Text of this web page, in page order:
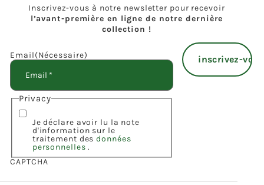
Inscrivez-vous à notre newsletter pour recevoir
l’avant-première en ligne de notre dernière
collection !
Email(Nécessaire)
Privacy
Je déclare avoir lu la note
d'information sur le
traitement desdonnées
personnelles.
CAPTCHA